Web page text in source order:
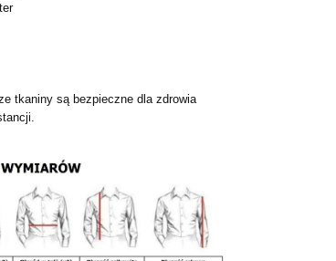
tkaniny są bezpieczne dla zdrowia